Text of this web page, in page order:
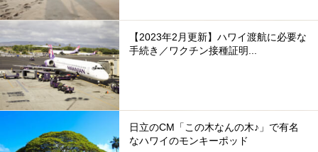
【2023年2月更新】ハワイ渡航に必要な
手続き／ワクチン接種証明...
日立のCM「この木なんの木♪」で有名
なハワイのモンキーポッド